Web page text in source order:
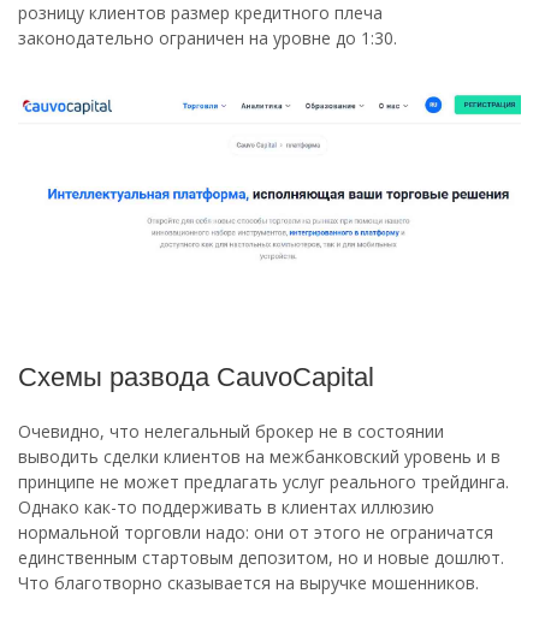
розницу клиентов размер кредитного плеча
законодательно ограничен на уровне до 1:30.
Схемы развода CauvoCapital
Очевидно, что нелегальный брокер не в состоянии
выводить сделки клиентов на межбанковский уровень и в
принципе не может предлагать услуг реального трейдинга.
Однако как-то поддерживать в клиентах иллюзию
нормальной торговли надо: они от этого не ограничатся
единственным стартовым депозитом, но и новые дошлют.
Что благотворно сказывается на выручке мошенников.